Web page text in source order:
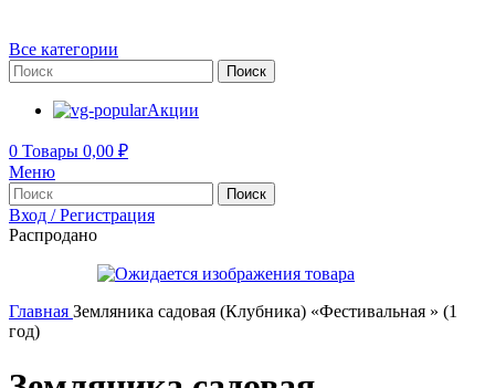
Все категории
Поиск
Акции
0 Товары 0,00 ₽
Меню
Поиск
Вход / Регистрация
Распродано
Главная Земляника садовая (Клубника) «Фестивальная » (1
год)